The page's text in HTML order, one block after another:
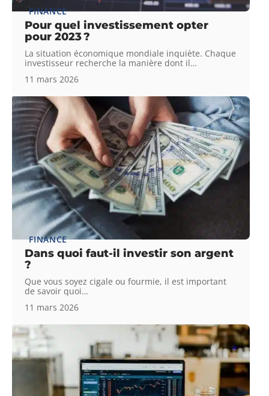
FINANCE
Pour quel investissement opter
pour 2023 ?
La situation économique mondiale inquiète. Chaque
investisseur recherche la manière dont il…
11 mars 2026
FINANCE
Dans quoi faut-il investir son argent
?
Que vous soyez cigale ou fourmie, il est important
de savoir quoi…
11 mars 2026